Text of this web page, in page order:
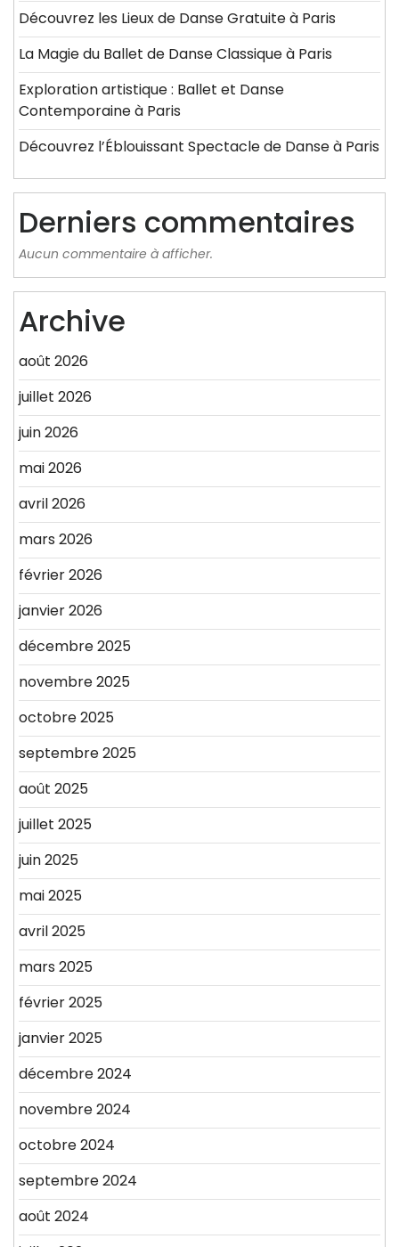
Découvrez les Lieux de Danse Gratuite à Paris
La Magie du Ballet de Danse Classique à Paris
Exploration artistique : Ballet et Danse
Contemporaine à Paris
Découvrez l’Éblouissant Spectacle de Danse à Paris
Derniers commentaires
Aucun commentaire à afficher.
Archive
août 2026
juillet 2026
juin 2026
mai 2026
avril 2026
mars 2026
février 2026
janvier 2026
décembre 2025
novembre 2025
octobre 2025
septembre 2025
août 2025
juillet 2025
juin 2025
mai 2025
avril 2025
mars 2025
février 2025
janvier 2025
décembre 2024
novembre 2024
octobre 2024
septembre 2024
août 2024